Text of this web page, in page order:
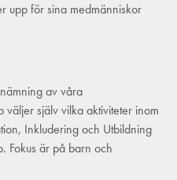
upp för sina medmänniskor
av våra
väljer själv vilka aktiviteter inom
Inkludering och Utbildning
Fokus är på barn och